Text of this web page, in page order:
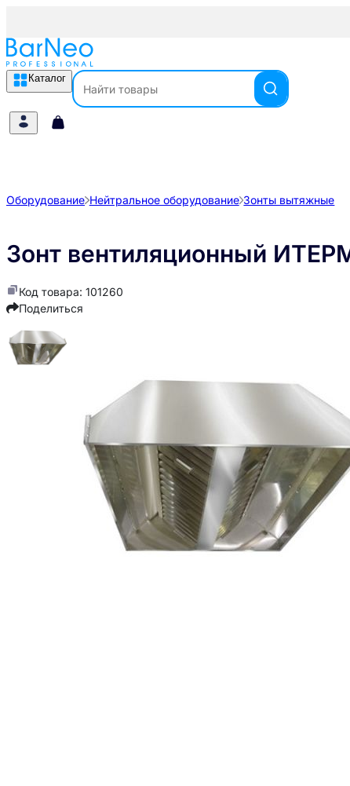
Каталог
Оборудование Нейтральное оборудование Зонты вытяжные
Зонт вентиляционный
Код товара: 101260
Поделиться